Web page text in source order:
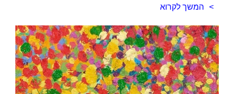
המשך לקרוא